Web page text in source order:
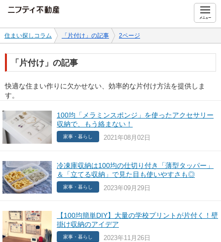
メニュー
住まい探しコラム 「片付け」の記事 2ページ
「片付け」の記事
快適な住まい作りに欠かせない、効率的な片付け方法を提供しま
す。
100均「メラミンスポンジ」を使ったアクセサリー
収納で、もう絡まない！
家事・暮らし 2021年08月02日
冷凍庫収納は100均の仕切り付き「薄型タッパー」
＆「立てる収納」で見た目も使いやすさも◎
家事・暮らし 2023年09月29日
【100均簡単DIY】大量の学校プリントが片付く！壁
掛け収納のアイデア
家事・暮らし 2023年11月26日